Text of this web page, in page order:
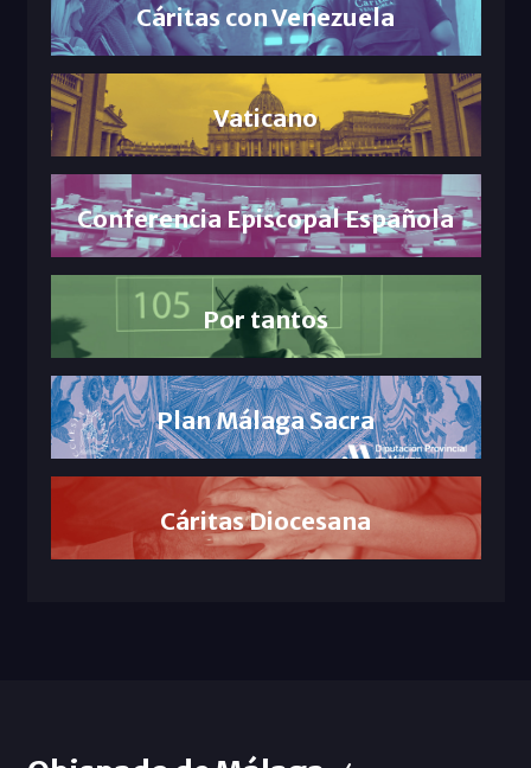
Cáritas con Venezuela
Vaticano
Conferencia Episcopal Española
Por tantos
Plan Málaga Sacra
Cáritas Diocesana